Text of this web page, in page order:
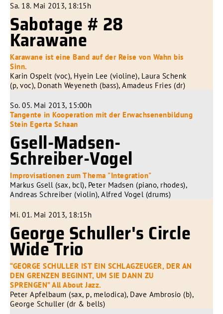
Sa. 18. Mai 2013, 18:15h
Sabotage # 28
Karawane
Karawane ist eine Band auf der Reise von Wahn bis
Sinn.
Karin Ospelt (voc), Hyein Lee (violine), Laura Schenk
(p, voc), Donath Weyeneth (bass), Amadeus Fries (dr)
So. 05. Mai 2013, 15:00h
Tangente in Kooperation mit der Erwachsenenbildung
Stein Egerta Schaan
Gsell-Madsen-
Schreiber-Vogel
Improvisationen zum Thema "Integration"
Markus Gsell (sax, bcl), Peter Madsen (piano, rhodes),
Andreas Schreiber (violin), Alfred Vogel (drums)
Mi. 01. Mai 2013, 18:15h
George Schuller's Circle
Wide Trio
“GEORGE SCHULLER IST EIN SCHLAGZEUGER, DER AN
DEN GRENZEN BEGINNT, UM SIE DANN ZU
SPRENGEN” All About Jazz.
Peter Apfelbaum (sax, p, melodica), Dave Ambrosio (b),
George Schuller (dr & bells)